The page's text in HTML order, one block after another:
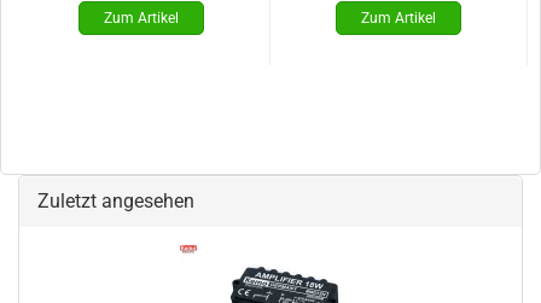
Zuletzt angesehen